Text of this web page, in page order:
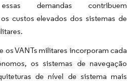
essas demandas contribuem
custos elevados dos sistemas de
os VANTs militares incorporam cada
os sistemas de navegação
de nível de sistema mais